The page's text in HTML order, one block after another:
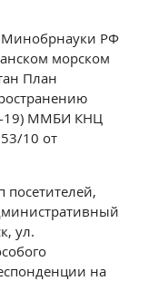
Минобрнауки РФ
морском
План
19) ММБИ КНЦ
10 от
посетителей,
ул.
на